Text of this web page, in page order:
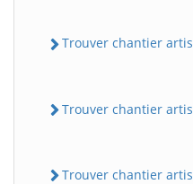
Trouver chantier
Trouver chantier
Trouver chantier